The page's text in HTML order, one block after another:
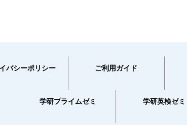
バシーポリシー ご利用ガイド
学研プライムゼミ 学研英検ゼミ